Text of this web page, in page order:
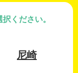
ください。
尼崎